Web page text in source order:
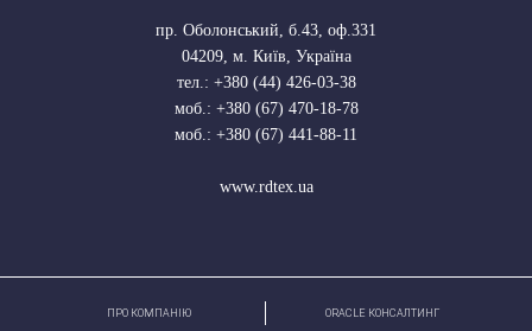
пр. Оболонський, б.43, оф.331
04209, м. Київ, Україна
тел.: +380 (44) 426-03-38
моб.: +380 (67) 470-18-78
моб.: +380 (67) 441-88-11
www.rdtex.ua
ПРО КОМПАНІЮ ORACLE КОНСАЛТИНГ